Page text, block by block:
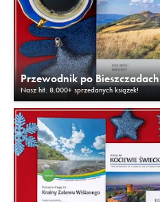
Przewodnik po Bieszczadach
Nasz hit. 8.000+ sprzedanych książek!